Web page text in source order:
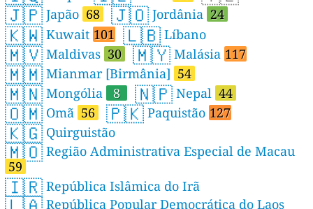
🇯🇵 Japão 68 🇯🇴 Jordânia 24
🇰🇼 Kuwait 101 🇱🇧 Líbano
🇲🇻 Maldivas 30 🇲🇾 Malásia 117
🇲🇲 Mianmar [Birmânia] 54
🇲🇳 Mongólia 8 🇳🇵 Nepal 44
🇴🇲 Omã 56 🇵🇰 Paquistão 127
🇰🇬 Quirguistão
🇲🇴 Região Administrativa Especial de Macau
59
🇮🇷 República Islâmica do Irã
República Popular Democrática do Laos